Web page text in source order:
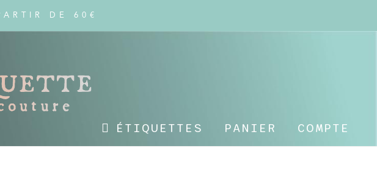
DE 60€
ÉTIQUETTES PANIER COMPTE